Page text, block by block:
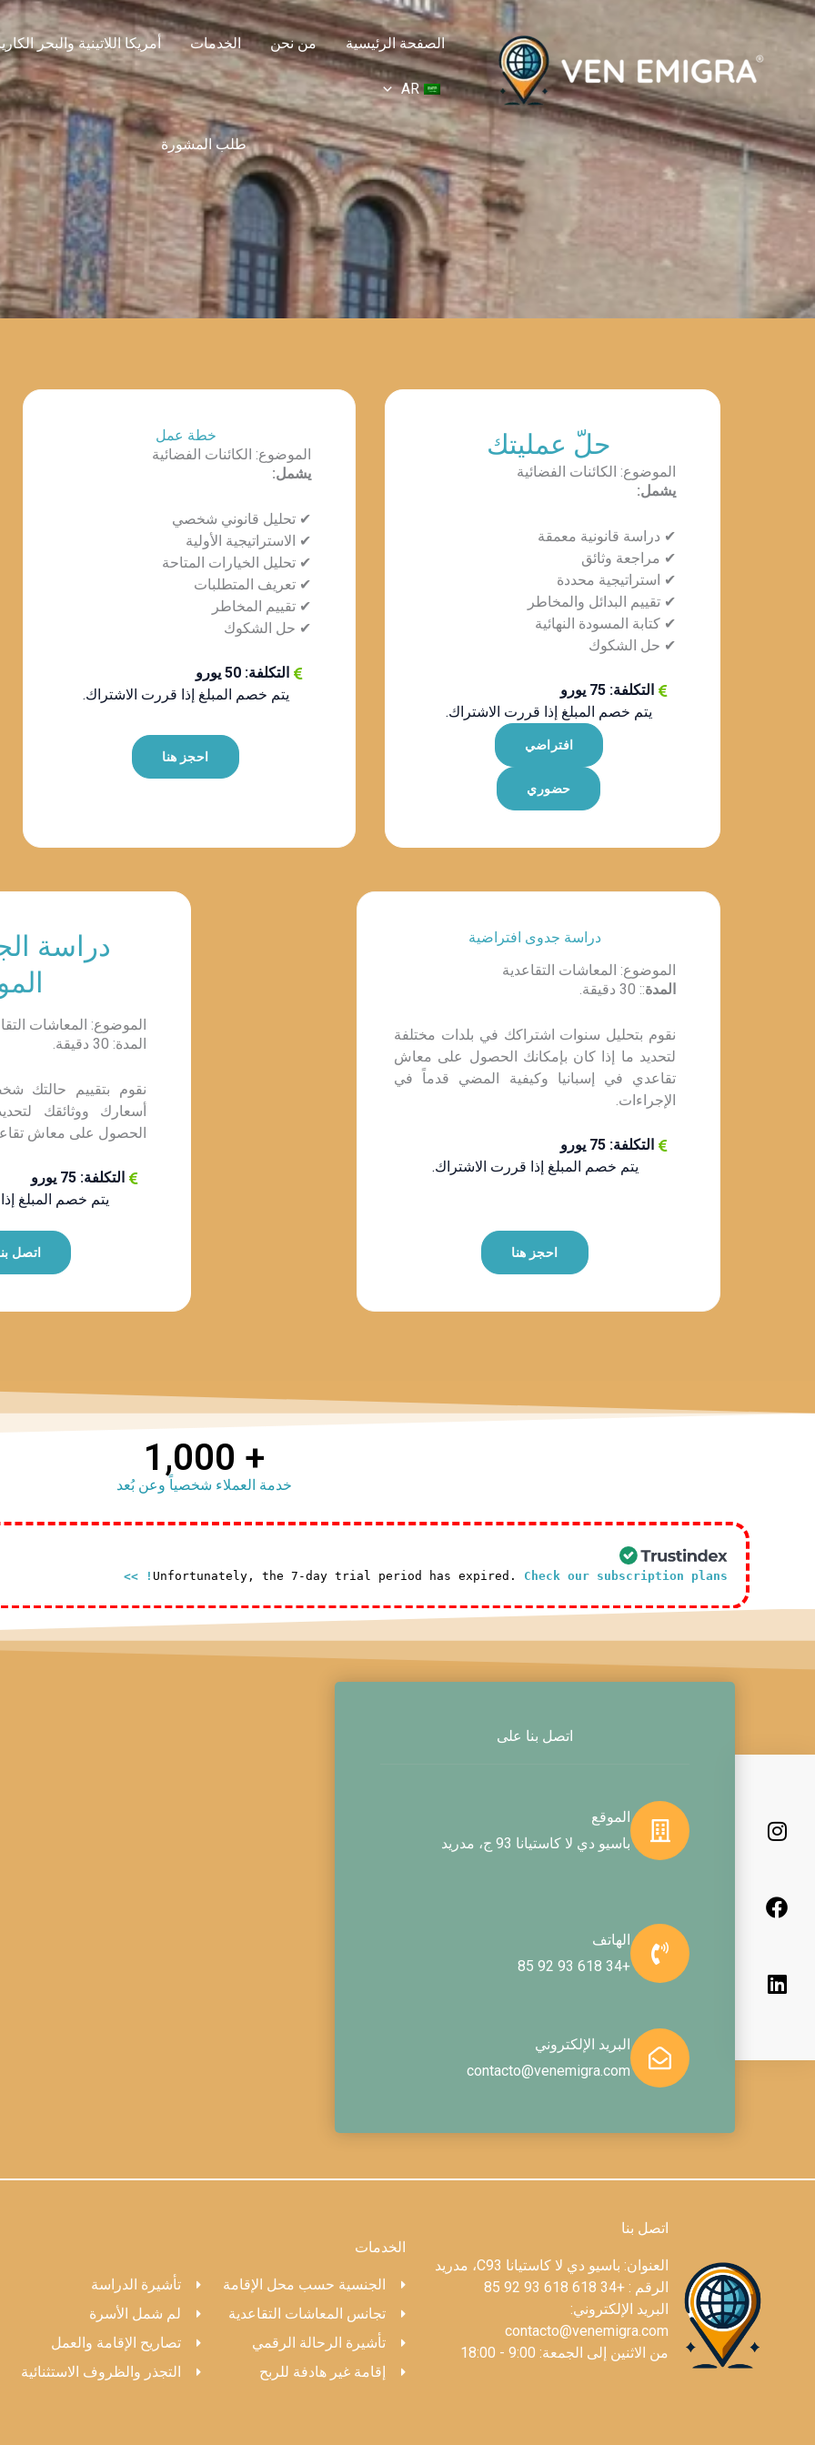
تخطي
الصفحة الرئيسية من نحن الخدمات أمريكا اللاتينية والبحر
AR
طلب المشورة
حلّ عمليتك
الموضوع: الكائنات الفضائية
يشمل:
✔ دراسة قانونية معمقة
✔ مراجعة وثائق
✔ استراتيجية محددة
✔ تقييم البدائل والمخاطر
✔ كتابة المسودة النهائية
✔ حل الشكوك
التكلفة: 75 يورو
يتم خصم المبلغ إذا قررت الاشتراك.
افتراضي
حضوري
خطة عمل
الموضوع: الكائنات الفضائية
يشمل:
✔ تحليل قانوني شخصي
✔ الاستراتيجية الأولية
✔ تحليل الخيارات المتاحة
✔ تعريف المتطلبات
✔ تقييم المخاطر
✔ حل الشكوك
التكلفة: 50 يورو
يتم خصم المبلغ إذا قررت الاشتراك.
احجز هنا
دراسة جدوى افتراضية
الموضوع: المعاشات التقاعدية
المدة:: 30 دقيقة.
نقوم بتحليل سنوات اشتراكك في بلدات مختلفة
لتحديد ما إذا كان بإمكانك الحصول على معاش
تقاعدي في إسبانيا وكيفية المضي قدماً في
الإجراءات.
التكلفة: 75 يورو
يتم خصم المبلغ إذا قررت الاشتراك.
احجز هنا
دراسة
الموضوع: المعاشات
المدة: 30 دقيقة.
نقوم بتقييم حالتك
أسعارك ووثائقك
الحصول على معاش
التكلفة: 75 يورو
يتم خصم المبلغ
اتصل
+
1,000
خدمة العملاء شخصياً وعن بُعد
Unfortunately, the 7-day trial period has expired. Check our subscription plans! >>
س
ر
ا
س
ك
ن
إ
ن
اتصل بنا على
الموقع
باسيو دي لا كاستيانا 93 ج، مدريد
الهاتف
+34 618 93 92 85
البريد الإلكتروني
contacto@venemigra.com
اتصل بنا
العنوان: باسيو دي لا كاستيانا C93، مدريد
الرقم : +34 618 618 93 92 85
البريد الإلكتروني:
contacto@venemigra.com
من الاثنين إلى الجمعة: 9:00 - 18:00
الخدمات
الجنسية حسب محل الإقامة
تجانس المعاشات التقاعدية
تأشيرة الرحالة الرقمي
إقامة غير هادفة للربح
تأشيرة الدراسة
لم شمل الأسرة
تصاريح الإقامة والعمل
التجذر والظروف الاستثنائية